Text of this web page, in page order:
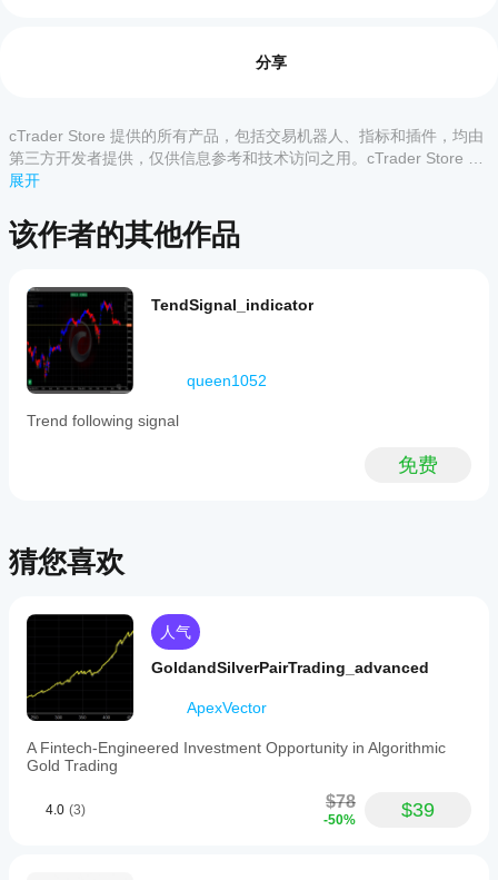
客户评价
该产
品尚
价。
已经
了？
抢先
告诉
其他
启动
cBot
的
地实
例 。
cTrader
应用支
持
所有
cTrader
的云端执
行，而只
cTrader
Windows
和 Mac
支持本地
如何
测试
的表
现?
在干净的
模拟账户
(无历史
运行
关注一致
性、回撤
cTrader
Windows
和 Mac
史市场数
据回测您
cBot。
我应
该优
cBot
结果
吗?
纪商
和市
件，
可以
提高
cBot
之前
调整
其参
数
您可以
cBot
分享
cTrader Store 提供的所有产品，包括交易机器人、指标和插件，均由
第三方开发者提供，仅供信息参考和技术访问之用。cTrader Store 并
非经纪商，不提供投资建议、个人推荐或任何未来业绩保证。
展开
该作者的其他作品
TendSignal_indicator
queen1052
Trend following signal
免费
猜您喜欢
人气
GoldandSilverPairTrading_advanced
ApexVector
A Fintech-Engineered Investment Opportunity in Algorithmic
Gold Trading
4.0 (3) $78
-50% $39